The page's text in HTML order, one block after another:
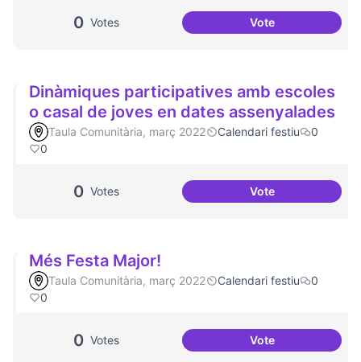
0 Votes VoteCelebracions
Dinàmiques participatives amb escoles
o casal de joves en dates assenyalades
Taula Comunitària, març 2022 Calendari festiu
0
0
0 Votes VoteDinàmiques
Més Festa Major!
Taula Comunitària, març 2022 Calendari festiu
0
0
0 Votes VoteMés Festa Major!